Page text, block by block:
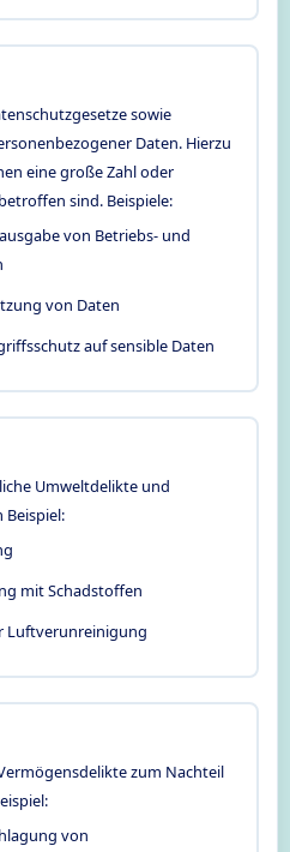
sowie
Daten. Hierzu
eine große Zahl oder
sind. Beispiele:
von Betriebs- und
von Daten
auf sensible Daten
Umweltdelikte und
mit Schadstoffen
Luftverunreinigung
zum Nachteil
von